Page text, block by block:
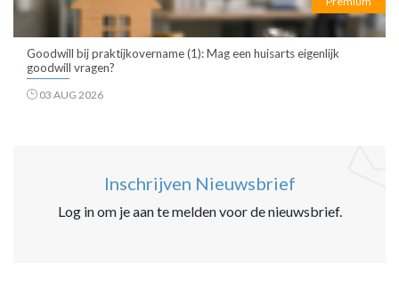
Goodwill bij praktijkovername (1): Mag een huisarts eigenlijk
goodwill vragen?
03 AUG 2026
Inschrijven Nieuwsbrief
Log in om je aan te melden voor de nieuwsbrief.